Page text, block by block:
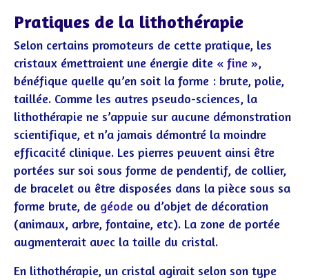
Pratiques de la lithothérapie
Selon certains promoteurs de cette pratique, les
cristaux émettraient une énergie dite « fine »,
bénéfique quelle qu’en soit la forme : brute, polie,
taillée. Comme les autres pseudo-sciences, la
lithothérapie ne s’appuie sur aucune démonstration
scientifique, et n’a jamais démontré la moindre
efficacité clinique. Les pierres peuvent ainsi être
portées sur soi sous forme de pendentif, de collier,
de bracelet ou être disposées dans la pièce sous sa
forme brute, de géode ou d’objet de décoration
(animaux, arbre, fontaine, etc). La zone de portée
augmenterait avec la taille du cristal.
En lithothérapie, un cristal agirait selon son type